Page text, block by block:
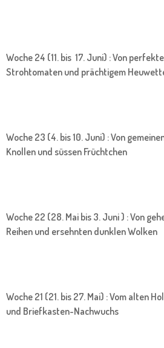
Woche 24 (11. bis 17. Juni) : Von
Strohtomaten und prächtigem
Woche 23 (4. bis 10. Juni) : Von
Knollen und süssen Früchtchen
Woche 22 (28. Mai bis 3. Juni ) : Von
Reihen und ersehnten dunklen Wolken
Woche 21 (21. bis 27. Mai) : Vom alten
und Briefkasten-Nachwuchs